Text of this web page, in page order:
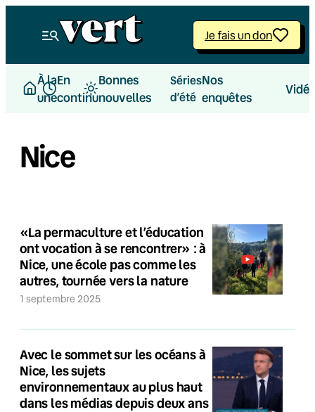
Je fais un don
À la
une
En
continu
Bonnes
nouvelles
Séries
d’été
Nos
enquêtes
Nice
«La permaculture et l’éducation
ont vocation à se rencontrer» : à
Nice, une école pas comme les
autres, tournée vers la nature
1 septembre 2025
Avec le sommet sur les océans à
Nice, les sujets
environnementaux au plus haut
dans les médias depuis deux ans